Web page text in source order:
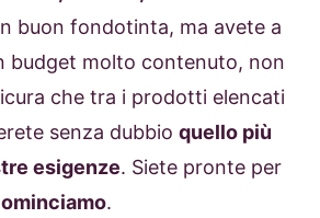
buon fondotinta, ma avete a
budget molto contenuto, non
che tra i prodotti elencati
senza dubbio quello più
esigenze. Siete pronte per
.